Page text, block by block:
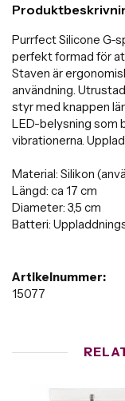
Purrfect Silicone G-
perfekt formad för
Staven är
användning.
styr med knappen
LED-belysning som
vibrationerna.
Material: Silikon
Längd: ca 17 cm
Diameter: 3,5 cm
Batteri:
Artikelnummer:
15077